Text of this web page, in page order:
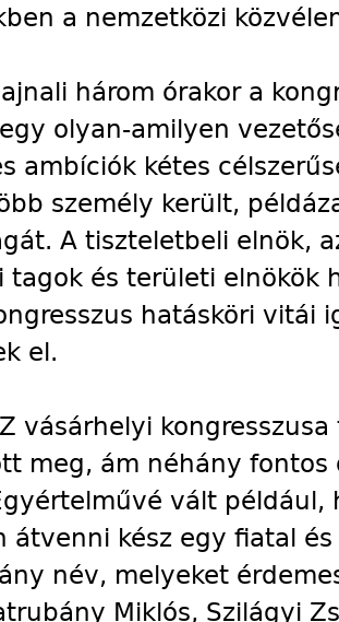
a nemzetközi
három órakor a
olyan-amilyen
ambíciók kétes
személy került,
A tiszteletbeli elnök,
tagok és területi elnökök
hatásköri vitái
el.
vásárhelyi
meg, ám néhány fontos
vált például,
átvenni kész egy fiatal
név, melyeket
Miklós, Szilágyi